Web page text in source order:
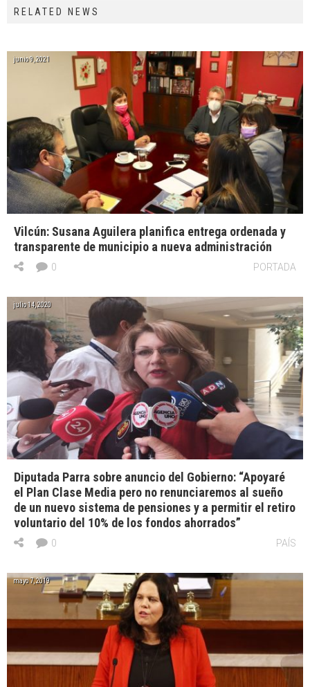
RELATED NEWS
junio 9, 2021
Vilcún: Susana Aguilera planifica entrega ordenada y
transparente de municipio a nueva administración
PORTADA
0
julio 14, 2020
Diputada Parra sobre anuncio del Gobierno: “Apoyaré
el Plan Clase Media pero no renunciaremos al sueño
de un nuevo sistema de pensiones y a permitir el retiro
voluntario del 10% de los fondos ahorrados”
PAÍS
0
mayo 7, 2019